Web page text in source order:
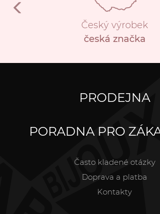
Český výrobek
česká značka
PRODEJNA
PORADNA PRO
Často kladené otázky
Doprava a platba
Kontakty